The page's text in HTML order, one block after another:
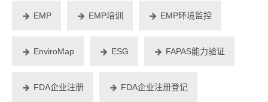
EMP EMP培训 EMP环境监控
EnviroMap ESG FAPAS能力验证
FDA企业注册 FDA企业注册登记